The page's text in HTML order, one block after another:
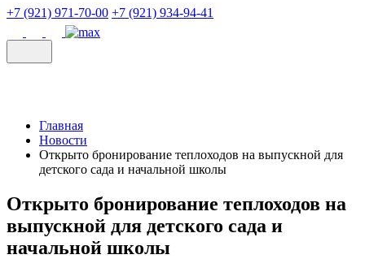
+7 (921) 971-70-00 +7 (921) 934-94-41
Главная
Новости
Открыто бронирование теплоходов на выпускной для
детского сада и начальной школы
Открыто бронирование теплоходов на
выпускной для детского сада и
начальной школы